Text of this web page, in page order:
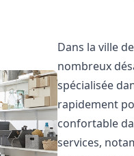
Dans la ville de
nombreux
spécialisée
rapidement
confortable
services,